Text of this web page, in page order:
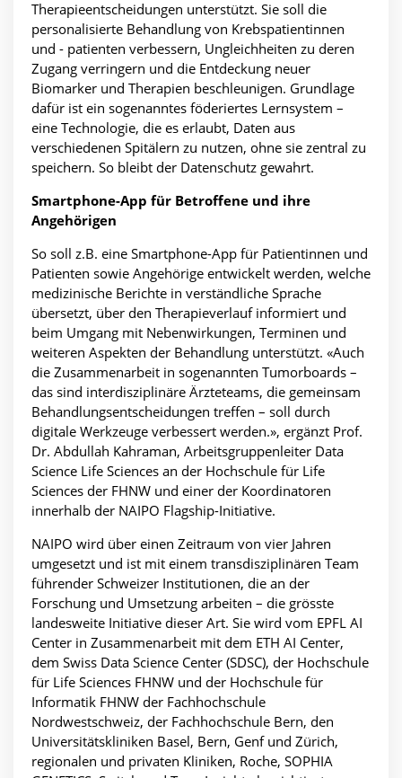
Therapieentscheidungen unterstützt. Sie soll die
personalisierte Behandlung von Krebspatientinnen
und - patienten verbessern, Ungleichheiten zu deren
Zugang verringern und die Entdeckung neuer
Biomarker und Therapien beschleunigen. Grundlage
dafür ist ein sogenanntes föderiertes Lernsystem –
eine Technologie, die es erlaubt, Daten aus
verschiedenen Spitälern zu nutzen, ohne sie zentral zu
speichern. So bleibt der Datenschutz gewahrt.
Smartphone-App für Betroffene und ihre
Angehörigen
So soll z.B. eine Smartphone-App für Patientinnen und
Patienten sowie Angehörige entwickelt werden, welche
medizinische Berichte in verständliche Sprache
übersetzt, über den Therapieverlauf informiert und
beim Umgang mit Nebenwirkungen, Terminen und
weiteren Aspekten der Behandlung unterstützt. «Auch
die Zusammenarbeit in sogenannten Tumorboards –
das sind interdisziplinäre Ärzteteams, die gemeinsam
Behandlungsentscheidungen treffen – soll durch
digitale Werkzeuge verbessert werden.», ergänzt Prof.
Dr. Abdullah Kahraman, Arbeitsgruppenleiter Data
Science Life Sciences an der Hochschule für Life
Sciences der FHNW und einer der Koordinatoren
innerhalb der NAIPO Flagship-Initiative.
NAIPO wird über einen Zeitraum von vier Jahren
umgesetzt und ist mit einem transdisziplinären Team
führender Schweizer Institutionen, die an der
Forschung und Umsetzung arbeiten – die grösste
landesweite Initiative dieser Art. Sie wird vom EPFL AI
Center in Zusammenarbeit mit dem ETH AI Center,
dem Swiss Data Science Center (SDSC), der Hochschule
für Life Sciences FHNW und der Hochschule für
Informatik FHNW der Fachhochschule
Nordwestschweiz, der Fachhochschule Bern, den
Universitätskliniken Basel, Bern, Genf und Zürich,
regionalen und privaten Kliniken, Roche, SOPHIA